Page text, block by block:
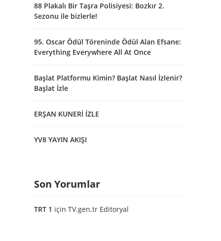
88 Plakalı Bir Taşra Polisiyesi: Bozkır 2.
Sezonu ile bizlerle!
95. Oscar Ödül Töreninde Ödül Alan Efsane:
Everything Everywhere All At Once
Başlat Platformu Kimin? Başlat Nasıl İzlenir?
Başlat İzle
ERŞAN KUNERİ İZLE
YV8 YAYIN AKIŞI
Son Yorumlar
TRT 1 için TV.gen.tr Editoryal